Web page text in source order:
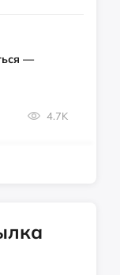
—
4.7K